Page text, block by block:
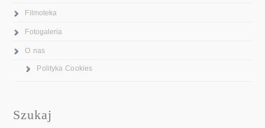
Filmoteka
Fotogaleria
O nas
Polityka Cookies
Szukaj